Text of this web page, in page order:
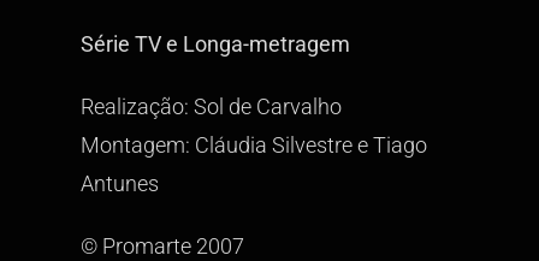
Série TV e Longa-metragem
Realização: Sol de Carvalho
Montagem: Cláudia Silvestre e Tiago
Antunes
© Promarte 2007